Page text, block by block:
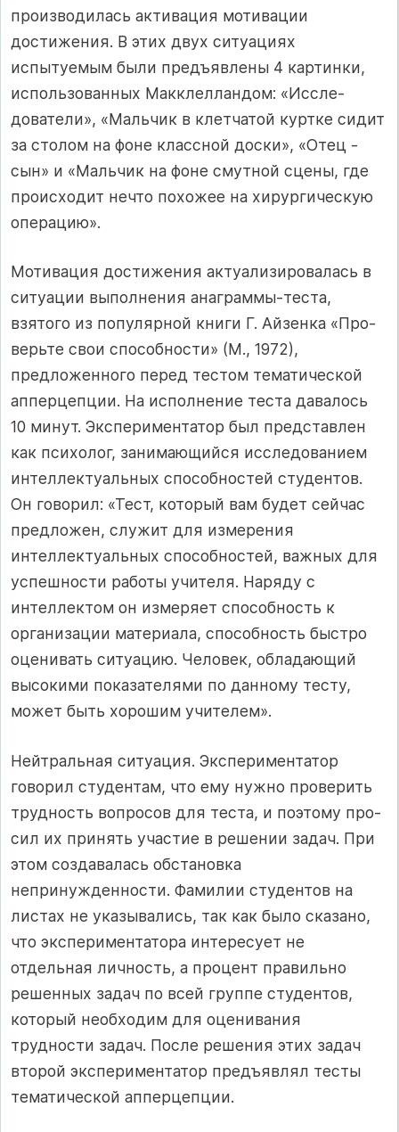
производилась активация мотивации
достижения. В этих двух ситуациях
испытуемым были предъявлены 4 картинки,
использованных Макклелландом: «Иссле­
дователи», «Мальчик в клетчатой куртке сидит
за столом на фоне класс­ной доски», «Отец -
сын» и «Мальчик на фоне смутной сцены, где
происходит нечто похожее на хирургическую
операцию».
Мотивация достижения актуализировалась в
ситуации выполне­ния анаграммы-теста,
взятого из популярной книги Г. Айзенка «Про­
верьте свои способности» (М., 1972),
предложенного перед тестом тематической
апперцепции. На исполнение теста давалось
10 минут. Экспериментатор был представлен
как психолог, занимающийся ис­следованием
интеллектуальных способностей студентов.
Он говорил: «Тест, который вам будет сейчас
предложен, служит для измерения
интеллектуальных способностей, важных для
успешности работы учи­теля. Наряду с
интеллектом он измеряет способность к
организации материала, способность быстро
оценивать ситуацию. Человек, обла­дающий
высокими показателями по данному тесту,
может быть хоро­шим учителем».
Нейтральная ситуация. Экспериментатор
говорил студентам, что ему нужно проверить
трудность вопросов для теста, и поэтому про­
сил их принять участие в решении задач. При
этом создавалась об­становка
непринужденности. Фамилии студентов на
листах не указы­вались, так как было сказано,
что экспериментатора интересует не
отдельная личность, а процент правильно
решенных задач по всей группе студентов,
который необходим для оценивания
трудности за­дач. После решения этих задач
второй экспериментатор предъявлял тесты
тематической апперцепции.